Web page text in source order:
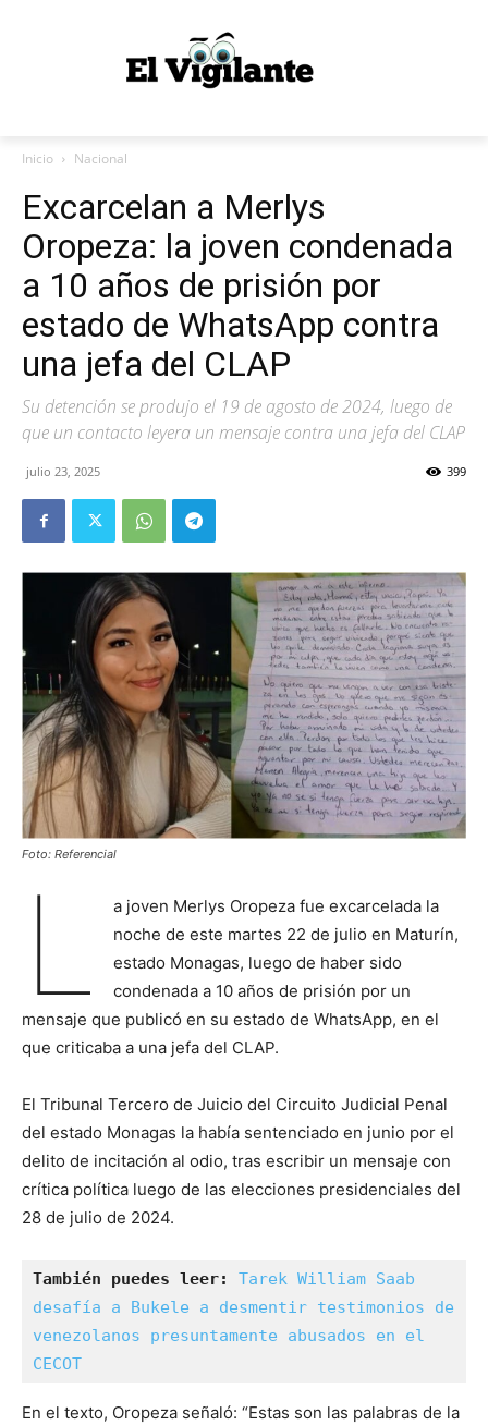
Inicio Nacional
Excarcelan a Merlys
Oropeza: la joven condenada
a 10 años de prisión por
estado de WhatsApp contra
una jefa del CLAP
Su detención se produjo el 19 de agosto de 2024, luego de
que un contacto leyera un mensaje contra una jefa del CLAP
julio 23, 2025 399
Foto: Referencial
L
a joven Merlys Oropeza fue excarcelada la
noche de este martes 22 de julio en Maturín,
estado Monagas, luego de haber sido
condenada a 10 años de prisión por un
mensaje que publicó en su estado de WhatsApp, en el
que criticaba a una jefa del CLAP.
El Tribunal Tercero de Juicio del Circuito Judicial Penal
del estado Monagas la había sentenciado en junio por el
delito de incitación al odio, tras escribir un mensaje con
crítica política luego de las elecciones presidenciales del
28 de julio de 2024.
También puedes leer:
Tarek William Saab
desafía a Bukele a desmentir testimonios de
venezolanos presuntamente abusados en el
CECOT
En el texto, Oropeza señaló: “Estas son las palabras de la